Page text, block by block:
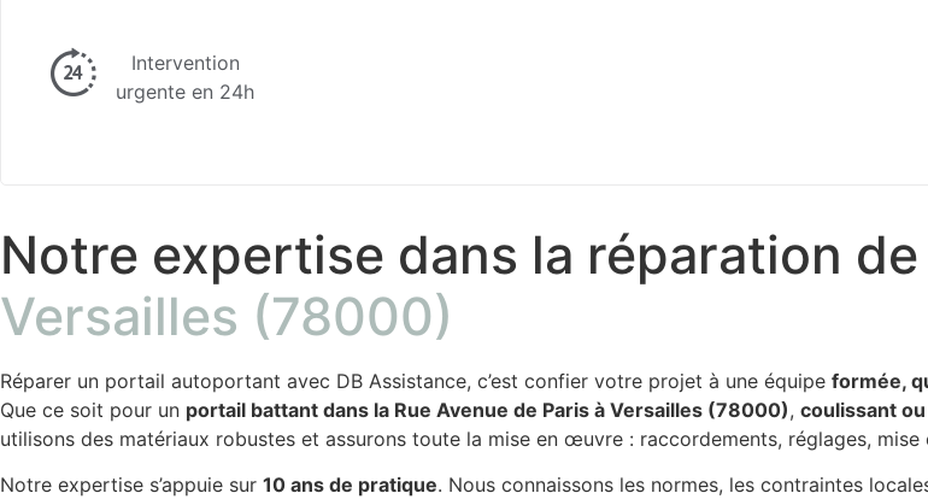
Intervention
urgente en 24h
Notre expertise dans la réparation
Versailles (78000)
Réparer un portail autoportant avec DB Assistance, c’est confier votre projet à une équipe formée,
Que ce soit pour un portail battant dans la Rue Avenue de Paris à Versailles (78000), coulissant
utilisons des matériaux robustes et assurons toute la mise en œuvre : raccordements, réglages, mise
Notre expertise s’appuie sur 10 ans de pratique. Nous connaissons les normes, les contraintes